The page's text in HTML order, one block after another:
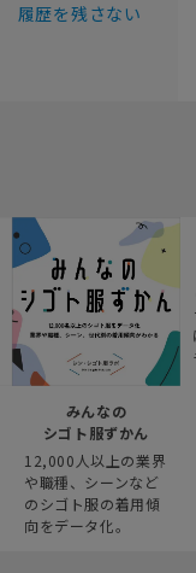
履歴を残さない
みんなの
シゴト服ずかん
12,000人以上の業界
や職種、シーンなど
のシゴト服の着用傾
向をデータ化。